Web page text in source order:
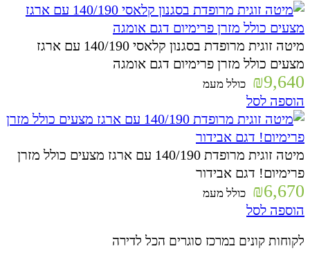
מיטה זוגית מרופדת בסגנון קלאסי 140/190 עם ארגז
מצעים כולל מזרן פרימיום דגם אומגה
₪9,640 כולל מעמ
הוספה לסל
מיטה זוגית מרופדת 140/190 עם ארגז מצעים כולל מזרן
פרימיום! דגם אבידור
₪6,670 כולל מעמ
הוספה לסל
לקוחות קונים במרכז סוגרים הכל לדירה